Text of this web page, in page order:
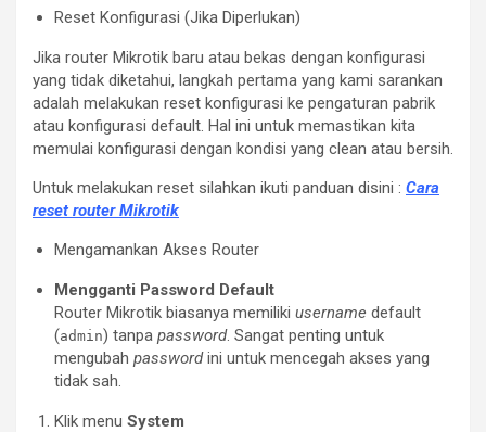
Reset Konfigurasi (Jika Diperlukan)
Jika router Mikrotik baru atau bekas dengan konfigurasi
yang tidak diketahui, langkah pertama yang kami sarankan
adalah melakukan reset konfigurasi ke pengaturan pabrik
atau konfigurasi default. Hal ini untuk memastikan kita
memulai konfigurasi dengan kondisi yang clean atau bersih.
Untuk melakukan reset silahkan ikuti panduan disini : Cara
reset router Mikrotik
Mengamankan Akses Router
Mengganti Password Default
Router Mikrotik biasanya memiliki username default
(admin) tanpa password. Sangat penting untuk
mengubah passwordini untuk mencegah akses yang
tidak sah.
Klik menu System